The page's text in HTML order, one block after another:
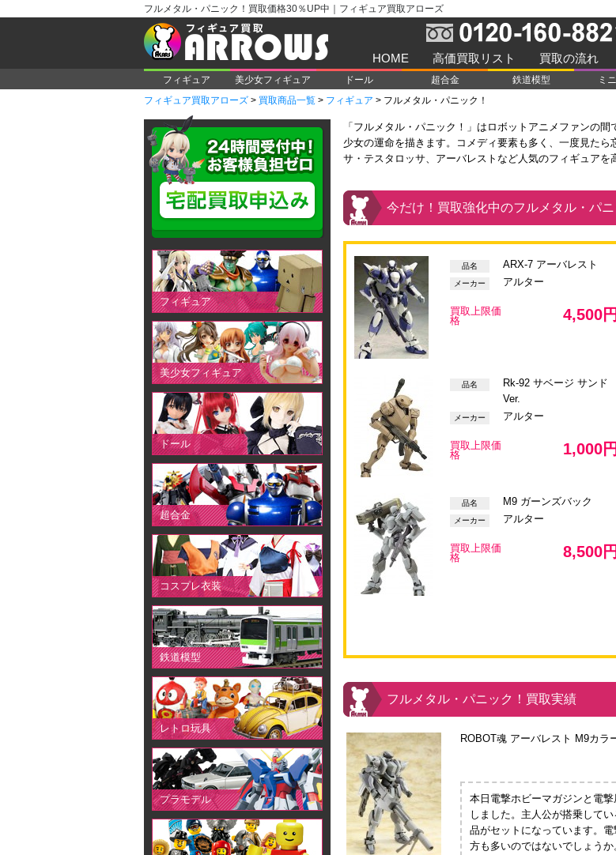
フルメタル・パニック！買取価格30％UP中｜フィギュア買取アローズ
買取の流れ
高価買取リスト
HOME
フィギュア 美少女フィギュア ドール 超合金 鉄道模型 ミ
フィギュア買取アローズ > 買取商品一覧 > フィギュア > フルメタル・パニック！
フィギュア
美少女フィギュア
ドール
超合金
コスプレ衣装
鉄道模型
レトロ玩具
プラモデル
「フルメタル・パニック！」はロボットアニメファンの
少女の運命を描きます。コメディ要素も多く、一度見た
サ・テスタロッサ、アーバレストなど人気のフィギュアを
今だけ！買取強化中のフルメタル・パニ
品名 ARX-7 アーバレスト
メーカー アルター
買取上限価
格
4,500円
品名
Rk-92 サベージ サンド
Ver.
メーカー アルター
買取上限価
格
1,000円
品名 M9 ガーンズバック
メーカー アルター
買取上限価
格
8,500円
フルメタル・パニック！買取実績
ROBOT魂 アーバレスト M9カラ
本日電撃ホビーマガジンと電
しました。主人公が搭乗して
品がセットになっています。
方も多いのではないでしょう